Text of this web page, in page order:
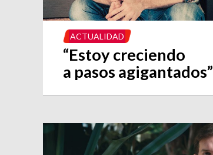
ACTUALIDAD
“Estoy creciendo
a pasos agigantados”